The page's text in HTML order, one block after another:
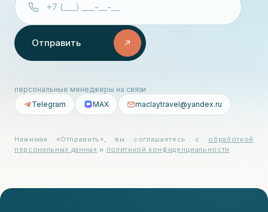
Отправить
персональные менеджеры на связи
Telegram
MAX maclaytravel@yandex.ru
Нажимая «Отправить», вы соглашаетесь с
обработкой
персональных данных и политикой конфиденциальности .